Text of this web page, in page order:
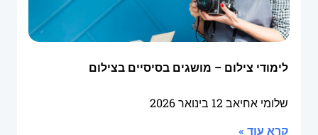
לימודי צילום – מושגים בסיסיים בצילום
שלומי אחיאב12 בינואר 2026
קרא עוד »